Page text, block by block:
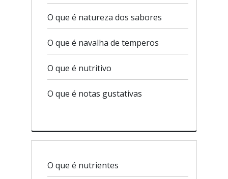
O que é natureza dos sabores
O que é navalha de temperos
O que é nutritivo
O que é notas gustativas
O que é nutrientes